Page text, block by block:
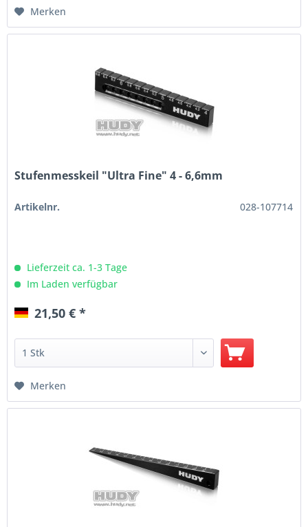
Merken
Stufenmesskeil "Ultra Fine" 4 - 6,6mm
Artikelnr. 028-107714
Lieferzeit ca. 1-3 Tage
Im Laden verfügbar
21,50 € *
Merken